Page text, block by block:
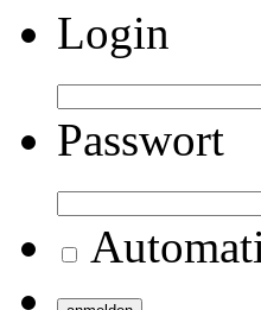
Login
Passwort